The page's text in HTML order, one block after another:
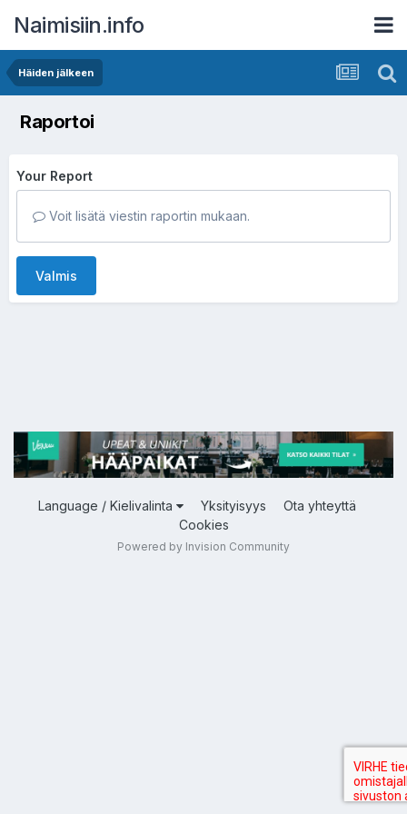
Naimisiin.info
Häiden jälkeen
Raportoi
Your Report
Voit lisätä viestin raportin mukaan.
Valmis
Language / Kielivalinta Yksityisyys
Ota yhteyttä
Cookies
Powered by Invision Community